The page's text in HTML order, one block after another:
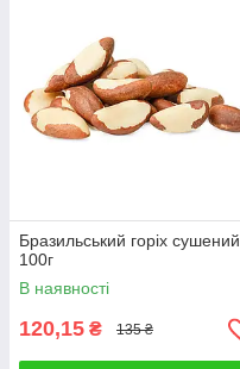
Бразильський горіх сушений
100г
В наявності
120,15 ₴ 135 ₴